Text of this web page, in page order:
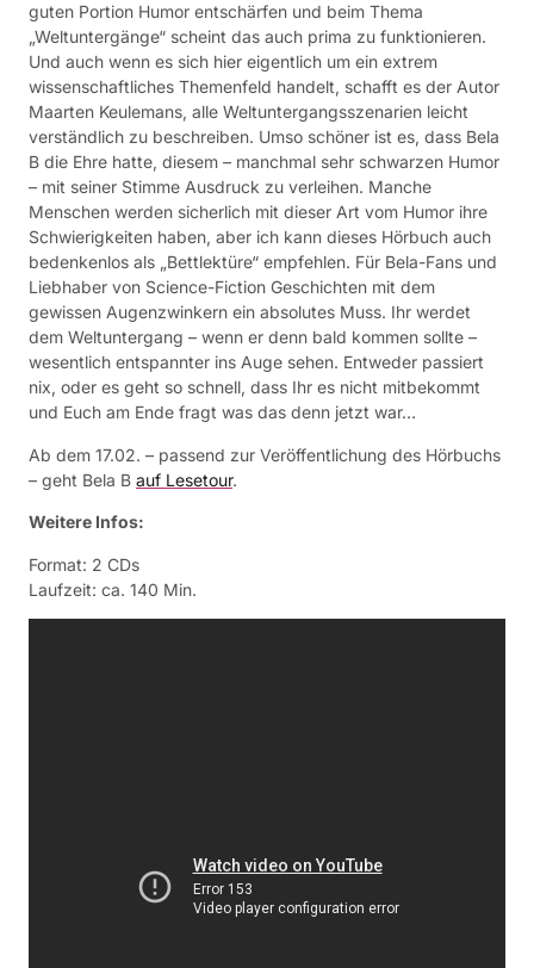
guten Portion Humor entschärfen und beim Thema
„Weltuntergänge“ scheint das auch prima zu funktionieren.
Und auch wenn es sich hier eigentlich um ein extrem
wissenschaftliches Themenfeld handelt, schafft es der Autor
Maarten Keulemans, alle Weltuntergangsszenarien leicht
verständlich zu beschreiben. Umso schöner ist es, dass Bela
B die Ehre hatte, diesem – manchmal sehr schwarzen Humor
– mit seiner Stimme Ausdruck zu verleihen. Manche
Menschen werden sicherlich mit dieser Art vom Humor ihre
Schwierigkeiten haben, aber ich kann dieses Hörbuch auch
bedenkenlos als „Bettlektüre“ empfehlen. Für Bela-Fans und
Liebhaber von Science-Fiction Geschichten mit dem
gewissen Augenzwinkern ein absolutes Muss. Ihr werdet
dem Weltuntergang – wenn er denn bald kommen sollte –
wesentlich entspannter ins Auge sehen. Entweder passiert
nix, oder es geht so schnell, dass Ihr es nicht mitbekommt
und Euch am Ende fragt was das denn jetzt war…
Ab dem 17.02. – passend zur Veröffentlichung des Hörbuchs
– geht Bela B auf Lesetour.
Weitere Infos:
Format: 2 CDs
Laufzeit: ca. 140 Min.